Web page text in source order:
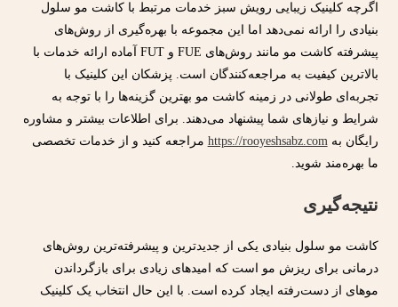
اگرچه کلینیک زیبایی رویش سبز خدمات مرتبط با کاشت مو سلول
بنیادی را ارائه نمی‌دهد اما این مجموعه با بهره‌گیری از روش‌های
پیشرفته کاشت مو مانند روش‌های FUE و FUT آماده ارائه خدمات با
بالاترین کیفیت به مراجعه‌کنندگان است. پزشکان این کلینیک با
تجربه‌ای طولانی در زمینه کاشت مو بهترین گزینه‌ها را با توجه به
شرایط و نیازهای شما پیشنهاد می‌دهند. برای اطلاعات بیشتر و مشاوره
رایگان بهhttps://rooyeshsabz.com مراجعه کنید و از خدمات تخصصی
ما بهره‌مند شوید.
نتیجه‌گیری
کاشت مو سلول بنیادی یکی از جدیدترین و پیشرفته‌ترین روش‌های
درمانی برای ریزش مو است که امیدهای زیادی برای بازگرداندن
موهای از دست‌رفته ایجاد کرده است. با این حال انتخاب یک کلینیک